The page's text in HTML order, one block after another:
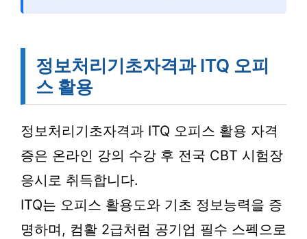
정보처리기초자격과 ITQ 오피
스 활용
정보처리기초자격과 ITQ 오피스 활용 자격
증은 온라인 강의 수강 후 전국 CBT 시험장
응시로 취득합니다.
ITQ는 오피스 활용도와 기초 정보능력을 증
명하며, 컴활 2급처럼 공기업 필수 스펙으로